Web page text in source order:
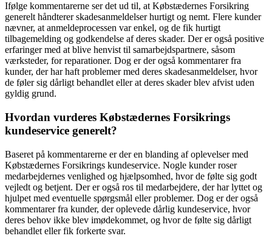
Ifølge kommentarerne ser det ud til, at Købstædernes Forsikring
generelt håndterer skadesanmeldelser hurtigt og nemt. Flere kunder
nævner, at anmeldeprocessen var enkel, og de fik hurtigt
tilbagemelding og godkendelse af deres skader. Der er også positive
erfaringer med at blive henvist til samarbejdspartnere, såsom
værksteder, for reparationer. Dog er der også kommentarer fra
kunder, der har haft problemer med deres skadesanmeldelser, hvor
de føler sig dårligt behandlet eller at deres skader blev afvist uden
gyldig grund.
Hvordan vurderes Købstædernes Forsikrings
kundeservice generelt?
Baseret på kommentarerne er der en blanding af oplevelser med
Købstædernes Forsikrings kundeservice. Nogle kunder roser
medarbejdernes venlighed og hjælpsomhed, hvor de følte sig godt
vejledt og betjent. Der er også ros til medarbejdere, der har lyttet og
hjulpet med eventuelle spørgsmål eller problemer. Dog er der også
kommentarer fra kunder, der oplevede dårlig kundeservice, hvor
deres behov ikke blev imødekommet, og hvor de følte sig dårligt
behandlet eller fik forkerte svar.